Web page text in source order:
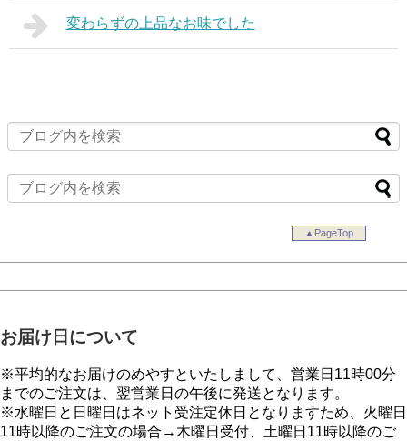
変わらずの上品なお味でした
▲PageTop
お届け日について
※平均的なお届けのめやすといたしまして、営業日11時00分
までのご注文は、翌営業日の午後に発送となります。
※水曜日と日曜日はネット受注定休日となりますため、火曜日
11時以降のご注文の場合→木曜日受付、土曜日11時以降のご